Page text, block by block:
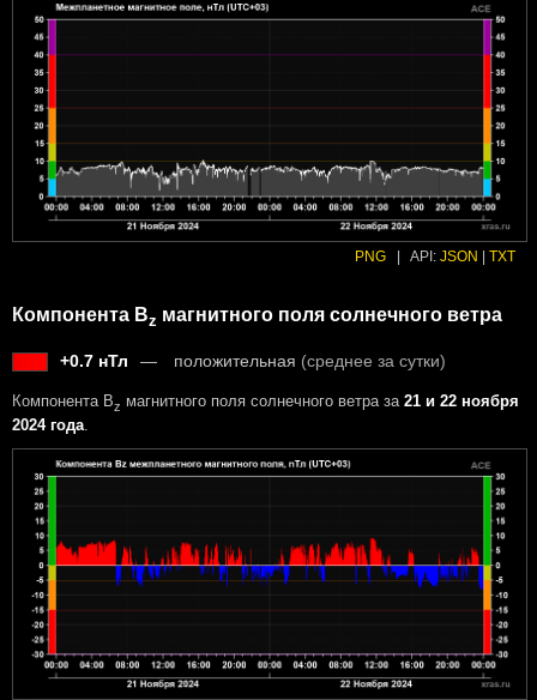
PNG API: JSON TXT
Компонента Bz магнитного поля солнечного ветра
+0.7 нТл положительная (среднее за сутки)
Компонента Bz магнитного поля солнечного ветра за 21 и 22 ноября
2024 года.